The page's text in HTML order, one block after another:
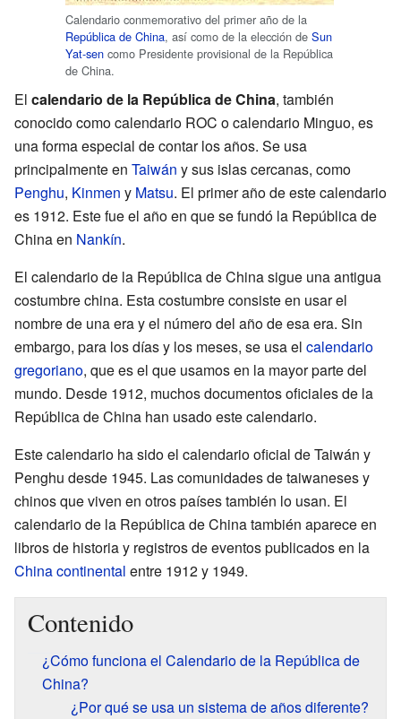
Calendario conmemorativo del primer año de la
República de China, así como de la elección de Sun
Yat-sen como Presidente provisional de la República
de China.
El calendario de la República de China, también
conocido como calendario ROC o calendario Minguo, es
una forma especial de contar los años. Se usa
principalmente en Taiwán y sus islas cercanas, como
Penghu, Kinmen y Matsu. El primer año de este calendario
es 1912. Este fue el año en que se fundó la República de
China en Nankín.
El calendario de la República de China sigue una antigua
costumbre china. Esta costumbre consiste en usar el
nombre de una era y el número del año de esa era. Sin
embargo, para los días y los meses, se usa el calendario
gregoriano, que es el que usamos en la mayor parte del
mundo. Desde 1912, muchos documentos oficiales de la
República de China han usado este calendario.
Este calendario ha sido el calendario oficial de Taiwán y
Penghu desde 1945. Las comunidades de taiwaneses y
chinos que viven en otros países también lo usan. El
calendario de la República de China también aparece en
libros de historia y registros de eventos publicados en la
China continental entre 1912 y 1949.
Contenido
¿Cómo funciona el Calendario de la República de
China?
¿Por qué se usa un sistema de años diferente?